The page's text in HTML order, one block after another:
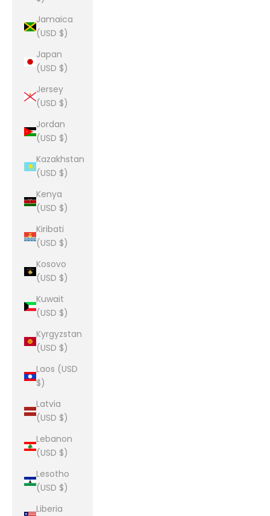
Jamaica
(USD $)
Japan
(USD $)
Jersey
(USD $)
Jordan
(USD $)
Kazakhstan
(USD $)
Kenya
(USD $)
Kiribati
(USD $)
Kosovo
(USD $)
Kuwait
(USD $)
Kyrgyzstan
(USD $)
Laos (USD
$)
Latvia
(USD $)
Lebanon
(USD $)
Lesotho
(USD $)
Liberia